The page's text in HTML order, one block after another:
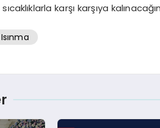
karşı karşıya